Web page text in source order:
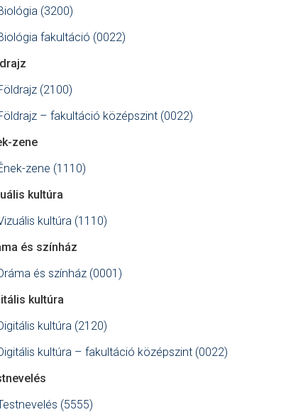
(3200)
fakultáció (0022)
(2100)
– fakultáció középszint (0022)
zene
zene (1110)
kultúra
kultúra (1110)
és színház
és színház (0001)
kultúra
kultúra (2120)
kultúra – fakultáció középszint (0022)
(5555)